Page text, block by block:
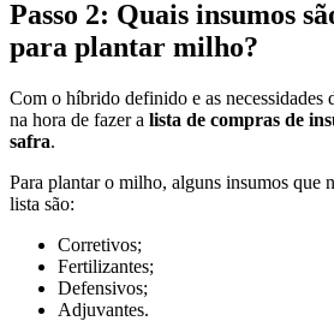
Passo 2: Quais insumos
para plantar milho?
Com o híbrido definido e as necessidades
na hora de fazer a lista de compras de
safra.
Para plantar o milho, alguns insumos que
lista são:
Corretivos;
Fertilizantes;
Defensivos;
Adjuvantes.